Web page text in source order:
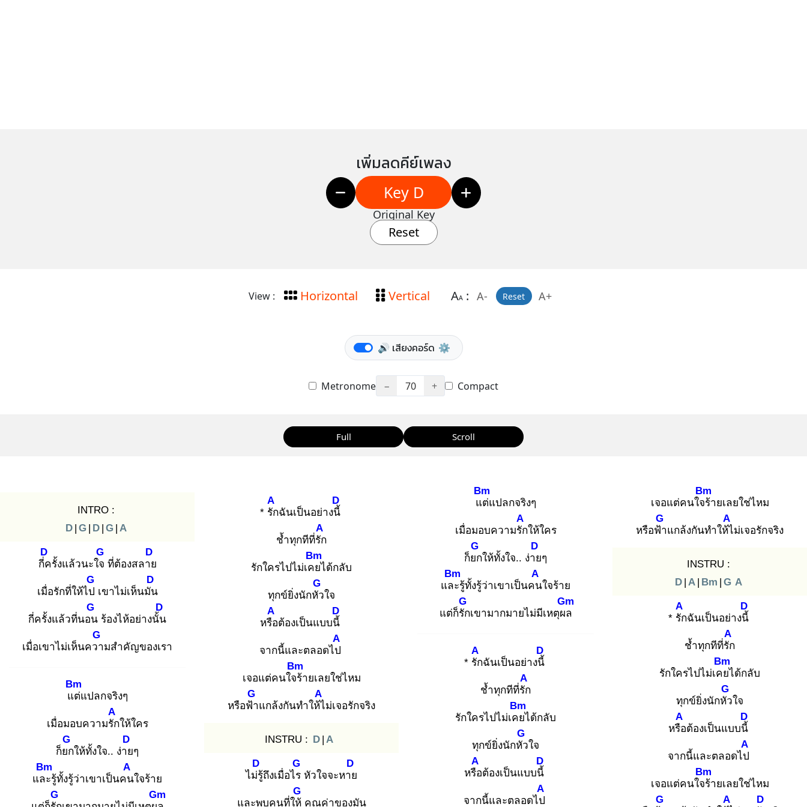
เพิ่มลดคีย์เพลง
Key D
Original Key
Reset
View : Horizontal Vertical AA: A- Reset A+
🔊 เสียงคอร์ด ⚙️
Metronome − 70 + Compact
Full Scroll
INTRO :
D | G | D | G | A
กี่ค
D
รั้งแล้วนะใจ
G
ที่ต้องสลาย
D
เมื่อรักที่ให้ไป
G
เขาไม่เห็นมัน
D
กี่ครั้งแล้วที่นอน
G
ร้องไห้อย่างนั้น
D
เมื่อเขาไม่เห็นควา
G
มสำคัญของเรา
แต่
Bm
แปลกจริงๆ
เมื่อมอบความรัก
A
ให้ใคร
ก็ยก
G
ให้ทั้งใจ.. ง่าย
D
ๆ
และ
Bm
รู้ทั้งรู้ว่าเขาเป็นคน
A
ใจร้าย
G
Gm
* รัก
A
ฉันเป็นอย่างนี้
D
ช้ำทุกทีที่รัก
A
รักใครไปไม่เคย
Bm
ได้กลับ
ทุกข์ยิ่งนักหัว
G
ใจ
หรือ
A
ต้องเป็นแบบนี้
D
จากนี้และตลอดไป
A
เจอแต่คนใจร้
Bm
ายเลยใช่ไหม
หรือฟ้า
G
แกล้งกันทำให้ไ
A
ม่เจอรักจริง
INSTRU : D | A
ไม่รู้
D
ถึงเมื่อไร
G
หัวใจจะหาย
D
และพบคนที่ให้
G
คุณค่าของมัน
แต่
Bm
แปลกจริงๆ
เมื่อมอบความรัก
A
ให้ใคร
ก็ยก
G
ให้ทั้งใจ.. ง่าย
D
ๆ
และ
Bm
รู้ทั้งรู้ว่าเขาเป็นคน
A
ใจร้าย
แต่ก็รัก
G
เขามากมายไม่มีเหตุผล
Gm
* รัก
A
ฉันเป็นอย่างนี้
D
ช้ำทุกทีที่รัก
A
รักใครไปไม่เคย
Bm
ได้กลับ
ทุกข์ยิ่งนักหัว
G
ใจ
หรือ
A
ต้องเป็นแบบนี้
D
จากนี้และตลอดไป
A
เจอแต่คนใจร้
Bm
ายเลยใช่ไหม
หรือฟ้า
G
แกล้งกันทำให้ไ
A
ม่เจอรักจริง
INSTRU :
D | A | Bm | G A
* รัก
A
ฉันเป็นอย่างนี้
D
ช้ำทุกทีที่รัก
A
รักใครไปไม่เคย
Bm
ได้กลับ
ทุกข์ยิ่งนักหัว
G
ใจ
หรือ
A
ต้องเป็นแบบนี้
D
จากนี้และตลอดไป
A
เจอแต่คนใจร้
Bm
ายเลยใช่ไหม
G
A
D